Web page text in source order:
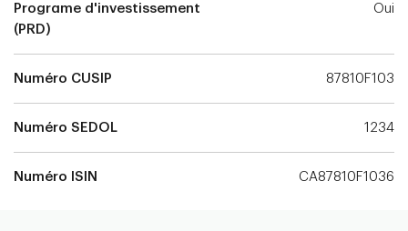
Programe d'investissement
(PRD)
Oui
Numéro CUSIP 87810F103
Numéro SEDOL 1234
Numéro ISIN CA87810F1036